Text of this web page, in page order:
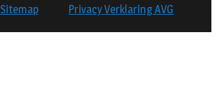
Sitemap Privacy Verklaring AVG